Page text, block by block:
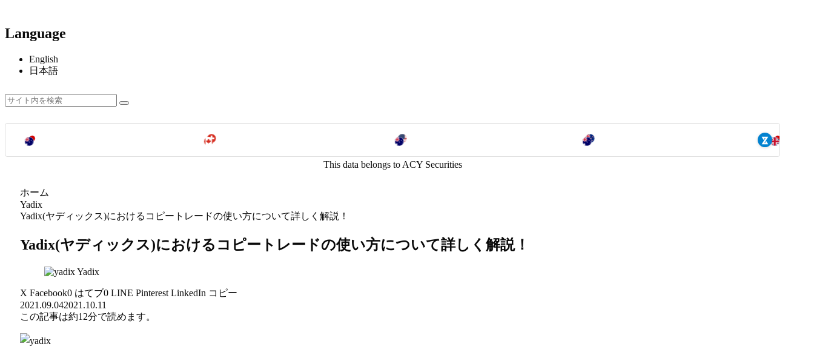
Language
English
日本語
This data belongs to ACY Securities
ホーム
Yadix
Yadix(ヤディックス)におけるコピートレードの使い方について詳しく解説！
Yadix(ヤディックス)におけるコピートレードの使い方について詳しく解説！
Yadix
X Facebook0 はてブ0 LINE Pinterest LinkedIn コピー
2021.09.042021.10.11
この記事は約12分で読めます。